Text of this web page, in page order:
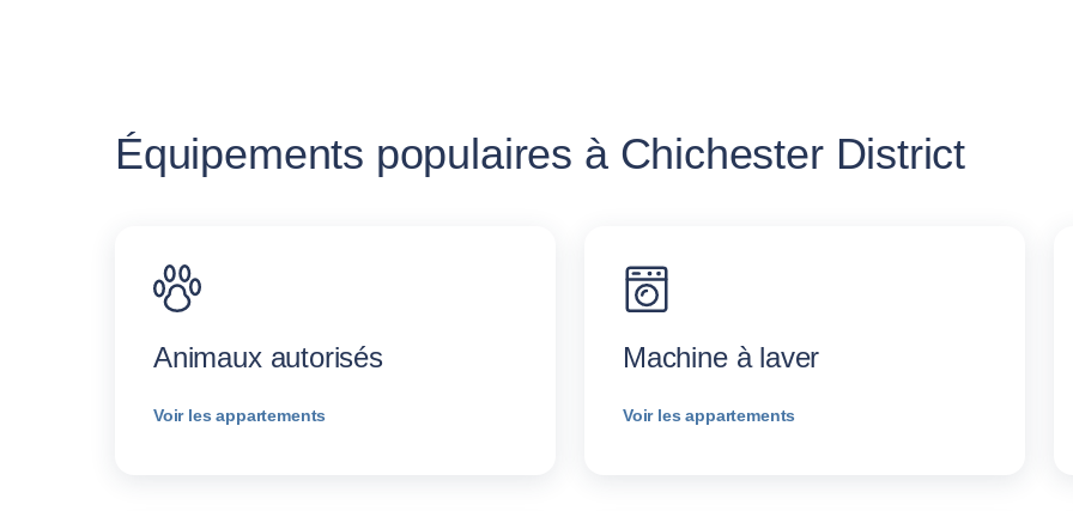
Équipements populaires à Chichester District
Animaux autorisés
Voir les appartements
Machine à laver
Voir les appartements